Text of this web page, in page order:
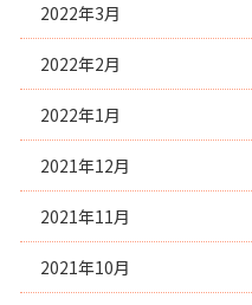
2022年3月
2022年2月
2022年1月
2021年12月
2021年11月
2021年10月